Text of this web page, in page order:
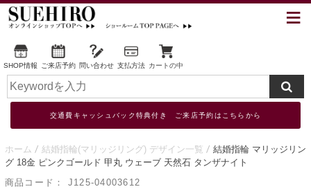
SHOP情報 ご来店予約 問い合わせ 支払方法 カートの中
交通費キャッシュバック特典付き ご来店予約はこちらから
ホーム 結婚指輪(マリッジリング) デザイン一覧
結婚指輪 マリッジリン
グ 18金 ピンクゴールド 甲丸 ウェーブ 天然石 タンザナイト
商品コード：
J125-04003612